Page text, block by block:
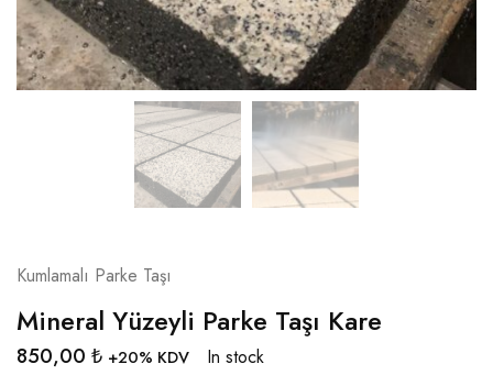
Kumlamalı Parke Taşı
Mineral Yüzeyli Parke Taşı Kare
850,00 ₺ +20% KDV In stock